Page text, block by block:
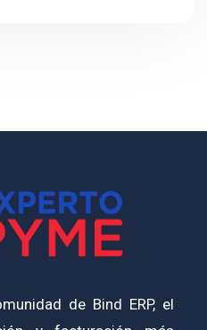
de Bind ERP, el